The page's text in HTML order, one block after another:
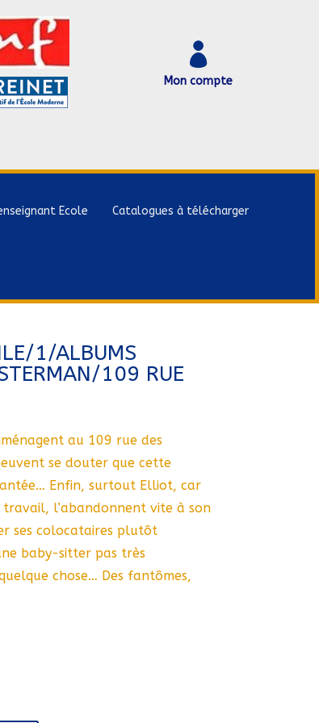

Mon compte
Ecole Catalogues à télécharger
1/ALBUMS
109 RUE
au 109 rue des
se douter que cette
Enfin, surtout Elliot, car
l’abandonnent vite à son
ses colocataires plutôt
baby-sitter pas très
chose… Des fantômes,